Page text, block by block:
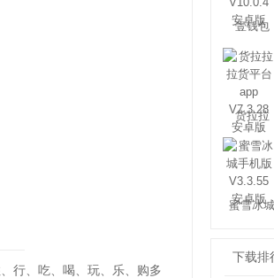
行、吃、喝、玩、乐、购多
壹钱包
货拉拉
蜜雪冰城
下载排